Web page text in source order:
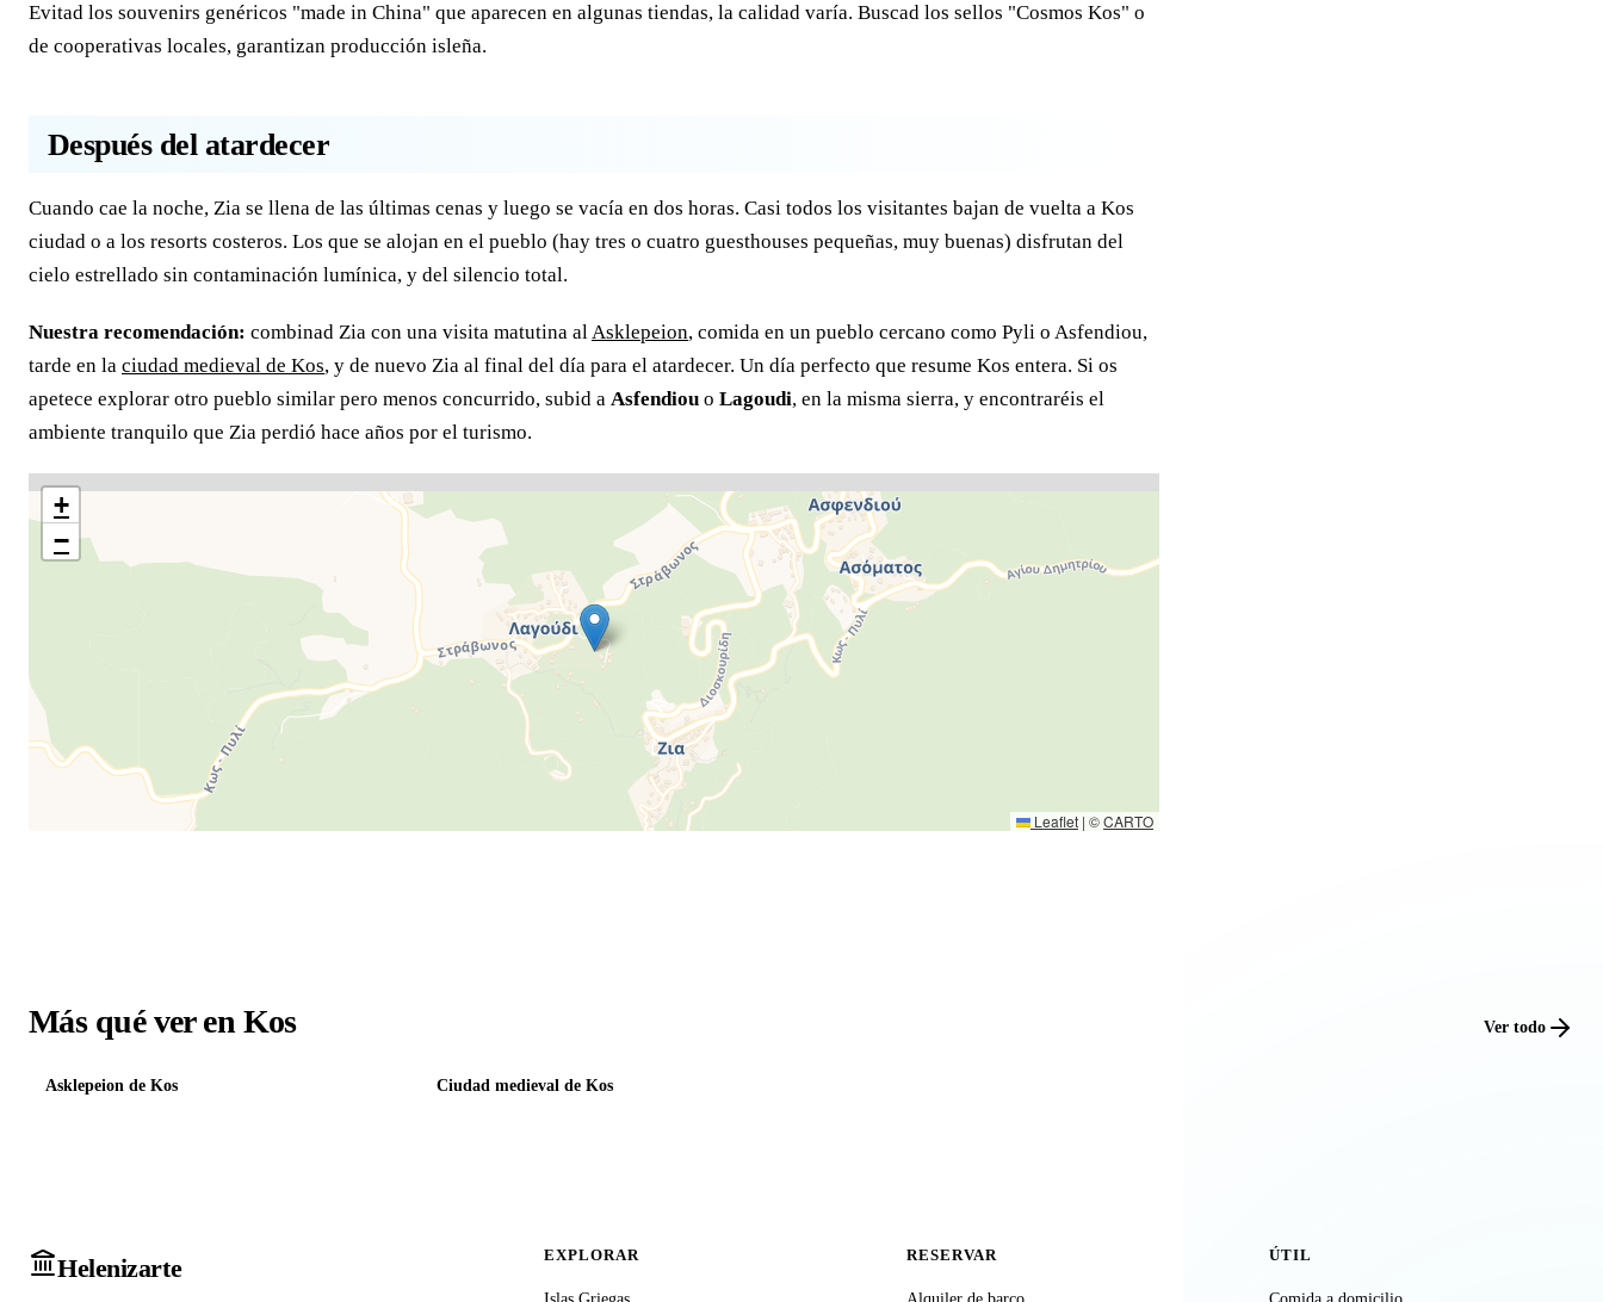
Evitad los souvenirs genéricos "made in China" que aparecen en algunas tiendas, la calidad varía. Buscad los sellos "Cosmos Kos" o
de cooperativas locales, garantizan producción isleña.
Después del atardecer
Cuando cae la noche, Zia se llena de las últimas cenas y luego se vacía en dos horas. Casi todos los visitantes bajan de vuelta a Kos
ciudad o a los resorts costeros. Los que se alojan en el pueblo (hay tres o cuatro guesthouses pequeñas, muy buenas) disfrutan del
cielo estrellado sin contaminación lumínica, y del silencio total.
Nuestra recomendación: combinad Zia con una visita matutina alAsklepeion, comida en un pueblo cercano como Pyli o Asfendiou,
tarde en la ciudad medieval de Kos, y de nuevo Zia al final del día para el atardecer. Un día perfecto que resume Kos entera. Si os
apetece explorar otro pueblo similar pero menos concurrido, subid a Asfendiou o Lagoudi, en la misma sierra, y encontraréis el
ambiente tranquilo que Zia perdió hace años por el turismo.
+
−
Leaflet | ©CARTO
Más qué ver en Kos Ver todo
Asklepeion de Kos Ciudad medieval de Kos
Helenizarte EXPLORAR RESERVAR ÚTIL